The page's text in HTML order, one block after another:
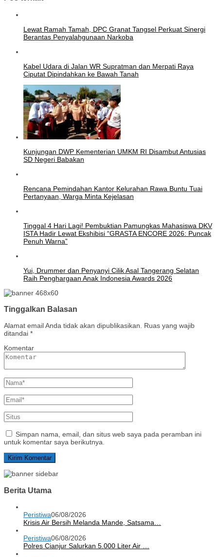
Lewat Ramah Tamah, DPC Granat Tangsel Perkuat Sinergi
Berantas Penyalahgunaan Narkoba
Kabel Udara di Jalan WR Supratman dan Merpati Raya
Ciputat Dipindahkan ke Bawah Tanah
Kunjungan DWP Kementerian UMKM RI Disambut Antusias
SD Negeri Babakan
Rencana Pemindahan Kantor Kelurahan Rawa Buntu Tuai
Pertanyaan, Warga Minta Kejelasan
Tinggal 4 Hari Lagi! Pembuktian Pamungkas Mahasiswa DKV
ISTA Hadir Lewat Ekshibisi “GRASTA ENCORE 2026: Puncak
Penuh Warna”
Yui, Drummer dan Penyanyi Cilik Asal Tangerang Selatan
Raih Penghargaan Anak Indonesia Awards 2026
Tinggalkan Balasan
Alamat email Anda tidak akan dipublikasikan. Ruas yang wajib
ditandai *
Komentar
Simpan nama, email, dan situs web saya pada peramban ini
untuk komentar saya berikutnya.
Berita Utama
Peristiwa06/08/2026
Krisis Air Bersih Melanda Mande, Satsama…
Peristiwa06/08/2026
Polres Cianjur Salurkan 5.000 Liter Air …